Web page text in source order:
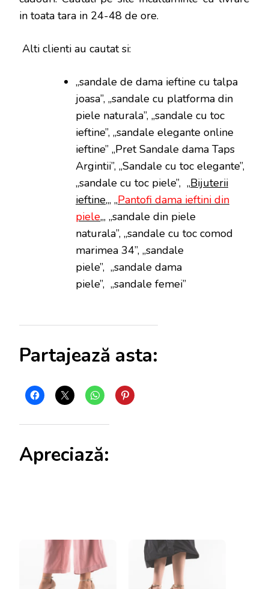
in toata tara in 24-48 de ore.
Alti clienti au cautat si:
„sandale de dama ieftine cu talpa
joasa”, „sandale cu platforma din
piele naturala”, „sandale cu toc
ieftine”, „sandale elegante online
ieftine” „Pret Sandale dama Taps
Argintii”, „Sandale cu toc elegante”,
„sandale cu toc piele”, „Bijuterii
ieftine„, „Pantofi dama ieftini din
piele„, „sandale din piele
naturala”, „sandale cu toc comod
marimea 34”, „sandale
piele”, „sandale dama
piele”, „sandale femei”
Partajează asta:
Apreciază: